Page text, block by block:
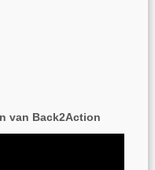
van Back2Action